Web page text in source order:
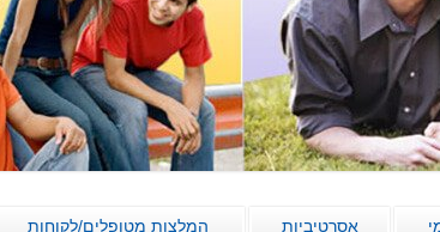
אסרטיביות המלצות מטופלים/לקוחות